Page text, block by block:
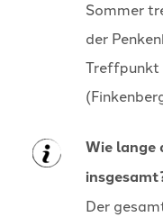
Sommer
der
Treffpunkt
Wie lange
Der